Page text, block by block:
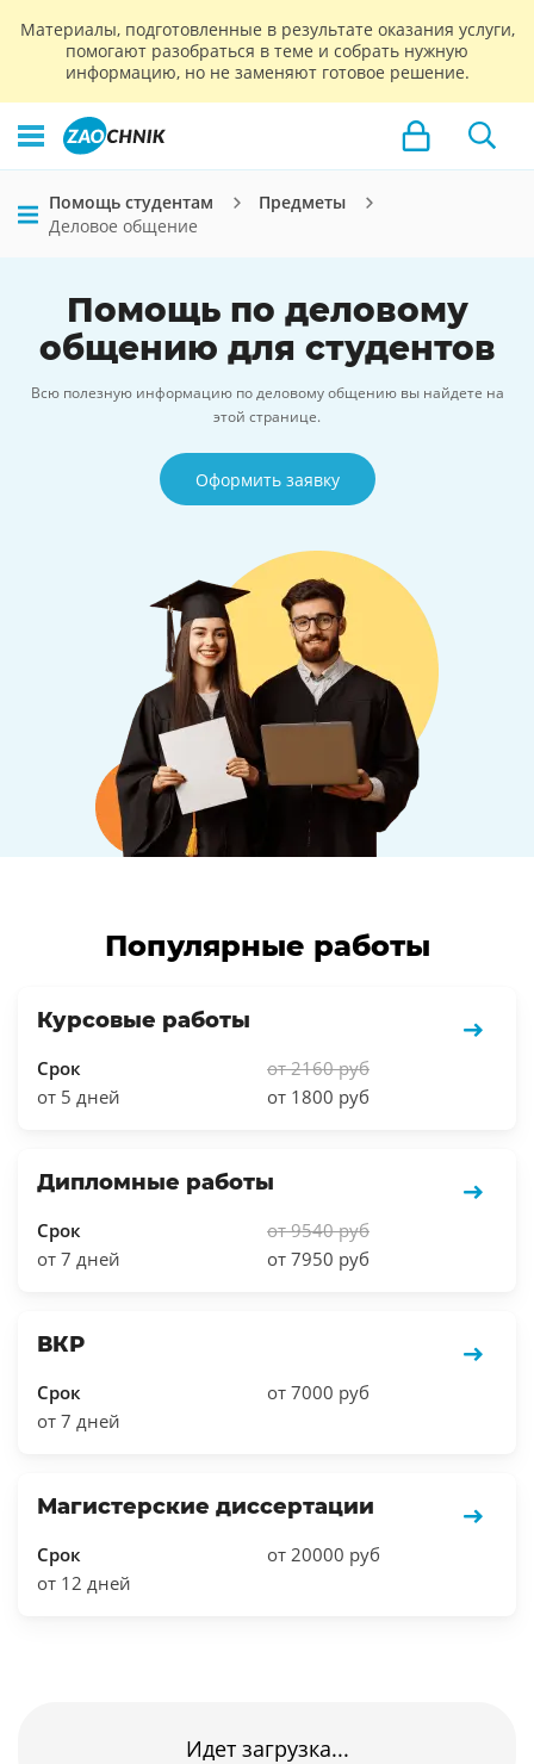
Материалы, подготовленные в результате оказания услуги,
помогают разобраться в теме и собрать нужную
информацию, но не заменяют готовое решение.
Помощь студентам
Предметы
Деловое общение
Помощь по деловому
общению для студентов
Всю полезную информацию по деловому общению вы найдете на
этой странице.
Оформить заявку
Популярные работы
Курсовые работы
Срок
от 5 дней
от 2160 руб
от 1800 руб
Дипломные работы
Срок
от 7 дней
от 9540 руб
от 7950 руб
ВКР
Срок
от 7 дней
от 7000 руб
Магистерские диссертации
Срок
от 12 дней
от 20000 руб
Идет загрузка...